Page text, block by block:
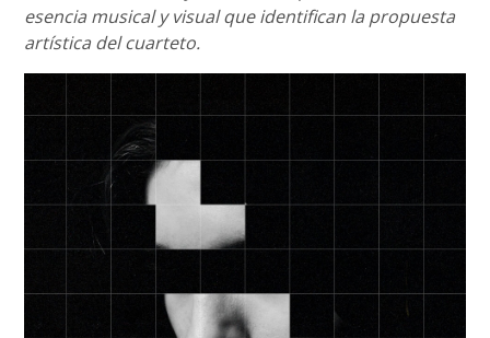
esencia musical y visual que identifican la propuesta
artística del cuarteto.